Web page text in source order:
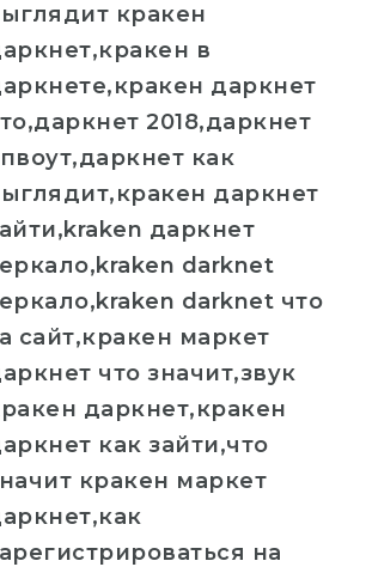
кракен
в
даркнет
2018,даркнет
как
даркнет
даркнет
darknet
darknet что
сайт,кракен маркет
что значит,звук
даркнет,кракен
как зайти,что
кракен маркет
на